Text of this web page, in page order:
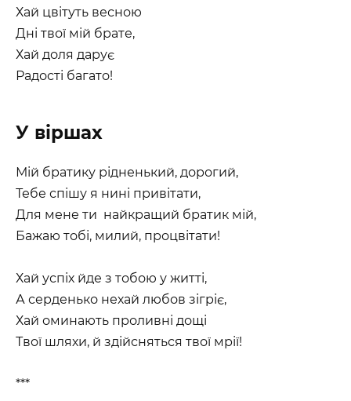
Хай цвітуть весною
Дні твої мій брате,
Хай доля дарує
Радості багато!
У віршах
Мій братику рідненький, дорогий,
Тебе спішу я нині привітати,
Для мене ти найкращий братик мій,
Бажаю тобі, милий, процвітати!
Хай успіх йде з тобою у житті,
А серденько нехай любов зігріє,
Хай оминають проливні дощі
Твої шляхи, й здійсняться твої мрії!
***